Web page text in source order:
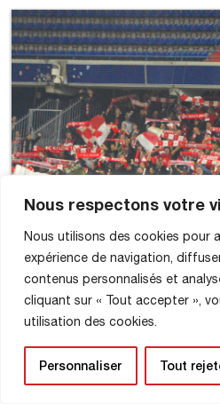
Nous respectons votre
Nous utilisons des cookies pour
expérience de navigation,
contenus personnalisés et
cliquant sur « Tout accepter »,
utilisation des cookies.
Personnaliser Tout